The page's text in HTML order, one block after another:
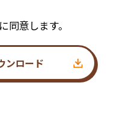
同意します。
ンロード